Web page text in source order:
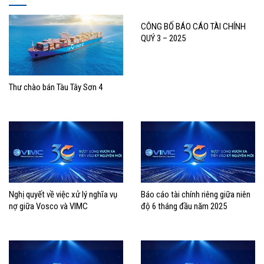
Thư chào bán Tàu Tây Sơn 4
CÔNG BỐ BÁO CÁO TÀI CHÍNH
QUÝ 3 – 2025
Nghị quyết về việc xử lý nghĩa vụ
nợ giữa Vosco và VIMC
Báo cáo tài chính riêng giữa niên
độ 6 tháng đầu năm 2025